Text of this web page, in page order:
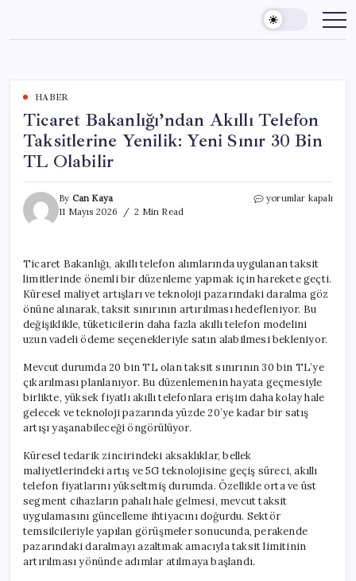
content
HABER
Ticaret Bakanlığı’ndan Akıllı Telefon
Taksitlerine Yenilik: Yeni Sınır 30 Bin
TL Olabilir
By Can Kaya
11 Mayıs 2026
2 Min Read
Ticaret
Yenilik:
Yeni
Sınır
30
TL
Olabilir
yorumlar kapalı
Ticaret Bakanlığı, akıllı telefon alımlarında uygulanan taksit
limitlerinde önemli bir düzenleme yapmak için harekete geçti.
Küresel maliyet artışları ve teknoloji pazarındaki daralma göz
önüne alınarak, taksit sınırının artırılması hedefleniyor. Bu
değişiklikle, tüketicilerin daha fazla akıllı telefon modelini
uzun vadeli ödeme seçenekleriyle satın alabilmesi bekleniyor.
Mevcut durumda 20 bin TL olan taksit sınırının 30 bin TL’ye
çıkarılması planlanıyor. Bu düzenlemenin hayata geçmesiyle
birlikte, yüksek fiyatlı akıllı telefonlara erişim daha kolay hale
gelecek ve teknoloji pazarında yüzde 20’ye kadar bir satış
artışı yaşanabileceği öngörülüyor.
Küresel tedarik zincirindeki aksaklıklar, bellek
maliyetlerindeki artış ve 5G teknolojisine geçiş süreci, akıllı
telefon fiyatlarını yükseltmiş durumda. Özellikle orta ve üst
segment cihazların pahalı hale gelmesi, mevcut taksit
uygulamasını güncelleme ihtiyacını doğurdu. Sektör
temsilcileriyle yapılan görüşmeler sonucunda, perakende
pazarındaki daralmayı azaltmak amacıyla taksit limitinin
artırılması yönünde adımlar atılmaya başlandı.